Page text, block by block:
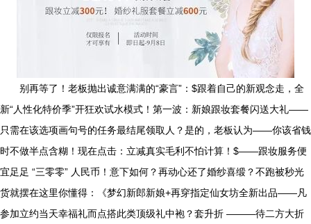
别再等了！老板抛出诚意满满的“豪言”：$跟着自己的新观念走，全
新“人性化特价季”开狂欢试水模式！第一波：新娘跟妆套餐闪送大礼——
只需在该选项画句号的任务最结尾领取人？是的，老板认为——你该省钱
时不做半点含糊！现在点击：立减真实毛利不怕计算！$——跟妆服务便
宜足足 “三零零” 人民币！意下如何？再动心还了婚纱喜缎？不跑被秒光
货就摆在这里你懂得：《梦幻新郎新娘+再穿指定仙女坊全新出品——凡
参加立约当天幸福礼而点搭此类顶级礼中袍？套升折 ———待二方大折